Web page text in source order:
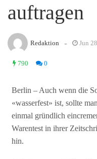
auftragen
Redaktion - Jun
790 0
Berlin – Auch wenn die
«wasserfest» ist, sollte
einmal gründlich
Warentest in ihrer
hin.